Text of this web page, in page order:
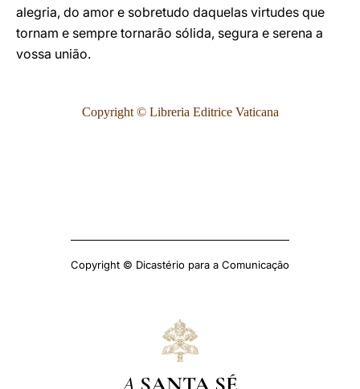
alegria, do amor e sobretudo daquelas virtudes que
tornam e sempre tornarão sólida, segura e serena a
vossa união.
Copyright © Libreria Editrice Vaticana
Copyright © Dicastério para a Comunicação
A